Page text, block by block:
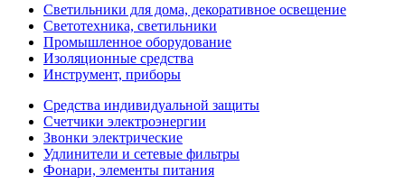
Светильники для дома, декоративное освещение
Светотехника, светильники
Промышленное оборудование
Изоляционные средства
Инструмент, приборы
Средства индивидуальной защиты
Счетчики электроэнергии
Звонки электрические
Удлинители и сетевые фильтры
Фонари, элементы питания